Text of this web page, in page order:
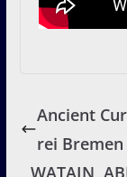
Ancient
rei Bremen